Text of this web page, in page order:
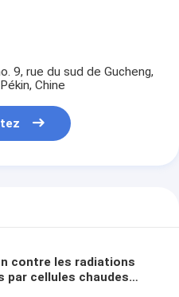
9, rue du sud de Gucheng,
Chine
contre les radiations
par cellules chaudes